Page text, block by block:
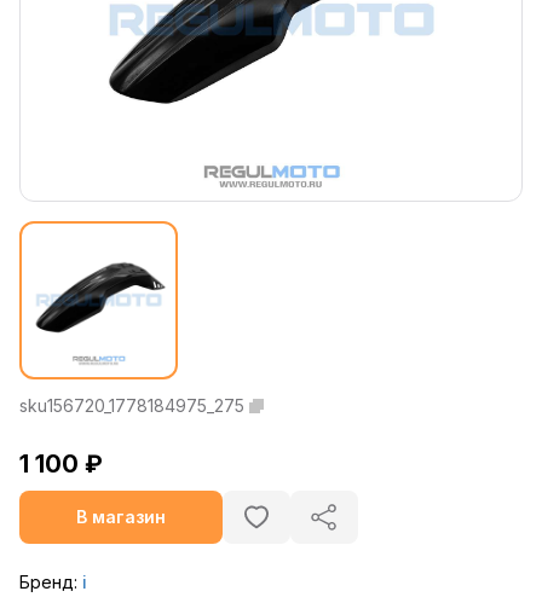
sku156720_1778184975_275
1 100 ₽
В магазин
Бренд: ℹ️